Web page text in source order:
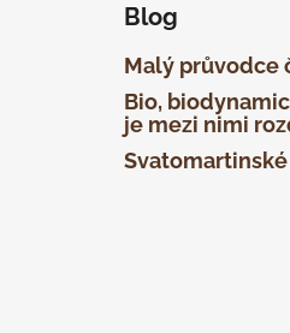
Blog
Malý průvodce
Bio,
je mezi nimi